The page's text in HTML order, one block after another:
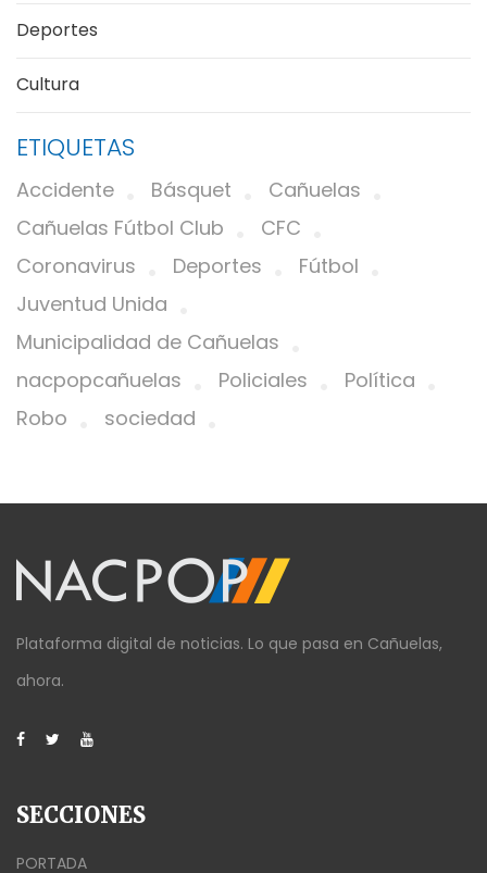
Deportes
Cultura
ETIQUETAS
Accidente Básquet
Cañuelas
Cañuelas Fútbol Club
CFC
Coronavirus
Deportes
Fútbol
Juventud Unida
Municipalidad de Cañuelas
nacpopcañuelas
Policiales
Política
Robo
sociedad
Plataforma digital de noticias. Lo que pasa en Cañuelas,
ahora.
SECCIONES
PORTADA